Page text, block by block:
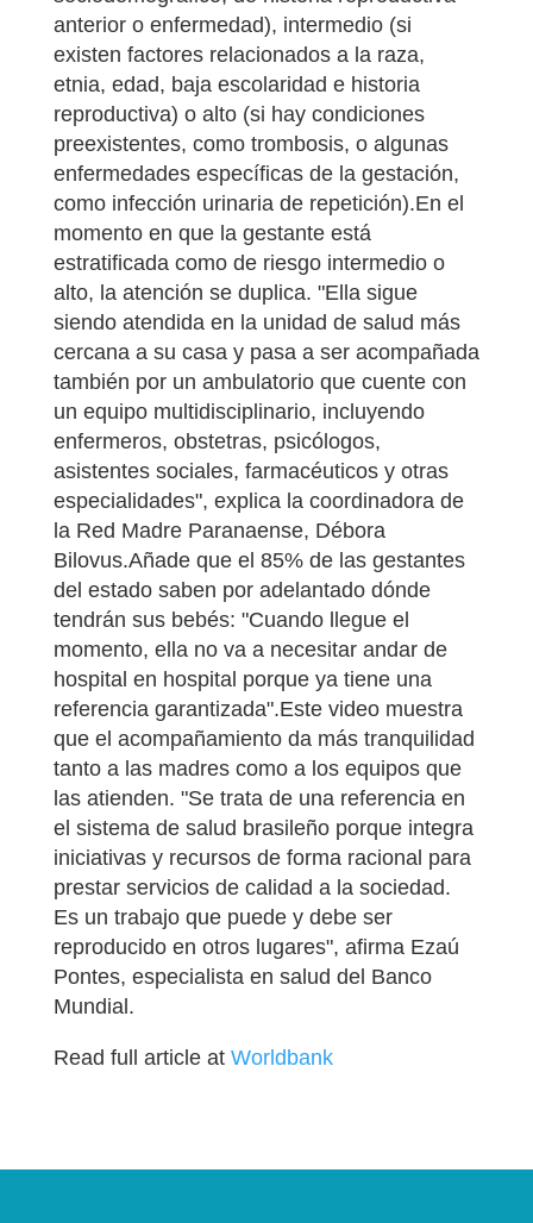
anterior o enfermedad), intermedio (si
existen factores relacionados a la raza,
etnia, edad, baja escolaridad e historia
reproductiva) o alto (si hay condiciones
preexistentes, como trombosis, o algunas
enfermedades específicas de la gestación,
como infección urinaria de repetición).En el
momento en que la gestante está
estratificada como de riesgo intermedio o
alto, la atención se duplica. "Ella sigue
siendo atendida en la unidad de salud más
cercana a su casa y pasa a ser acompañada
también por un ambulatorio que cuente con
un equipo multidisciplinario, incluyendo
enfermeros, obstetras, psicólogos,
asistentes sociales, farmacéuticos y otras
especialidades", explica la coordinadora de
la Red Madre Paranaense, Débora
Bilovus.Añade que el 85% de las gestantes
del estado saben por adelantado dónde
tendrán sus bebés: "Cuando llegue el
momento, ella no va a necesitar andar de
hospital en hospital porque ya tiene una
referencia garantizada".Este video muestra
que el acompañamiento da más tranquilidad
tanto a las madres como a los equipos que
las atienden. "Se trata de una referencia en
el sistema de salud brasileño porque integra
iniciativas y recursos de forma racional para
prestar servicios de calidad a la sociedad.
Es un trabajo que puede y debe ser
reproducido en otros lugares", afirma Ezaú
Pontes, especialista en salud del Banco
Mundial.
Read full article at Worldbank